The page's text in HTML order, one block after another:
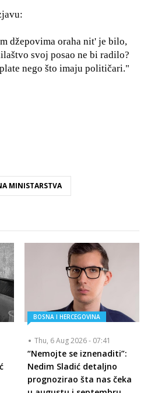
džepovima oraha nit' je bilo,
svoj posao ne bi radilo?
nego što imaju političari."
MINISTARSTVA
BOSNA I HERCEGOVINA
Thu, 6 Aug 2026 - 07:41
“Nemojte se iznenaditi”:
Nedim Sladić detaljno
prognozirao šta nas čeka